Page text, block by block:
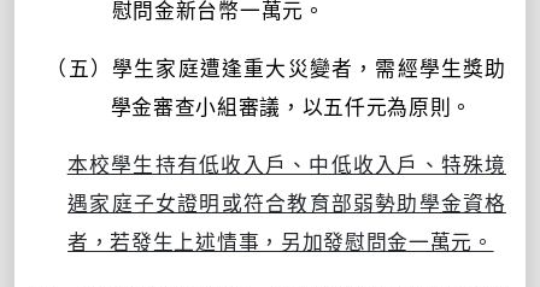
慰問金新台幣一萬元。
（五）學生家庭遭逢重大災變者，需經學生獎助
學金審查小組審議，以五仟元為原則。
本校學生持有低收入戶、中低收入戶、特殊境
遇家庭子女證明或符合教育部弱勢助學金資格
者，若發生上述情事，另加發慰問金一萬元。